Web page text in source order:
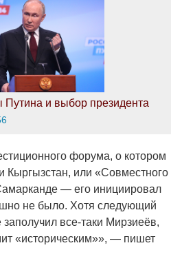
и выбор президента
форума, о котором
Кыргызстан, или «Совместного
— его инициировал
не было. Хотя следующий
все-таки Мирзиеёв,
«историческим»», — пишет